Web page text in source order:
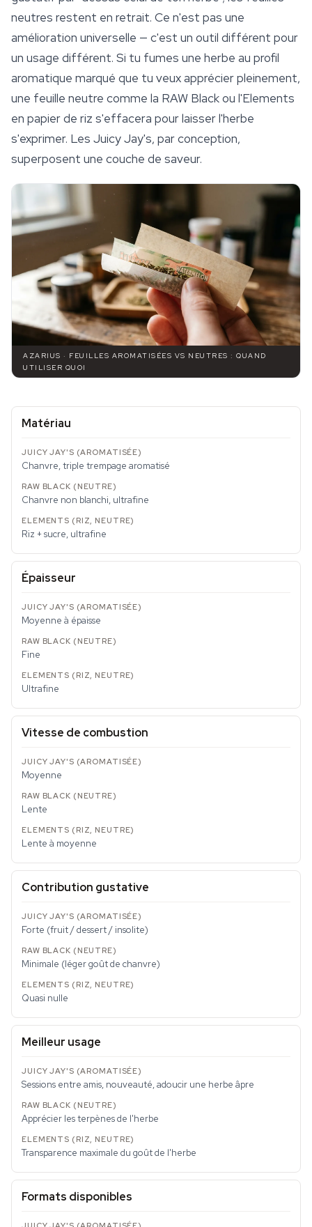
neutres restent en retrait. Ce n'est pas une
amélioration universelle — c'est un outil différent pour
un usage différent. Si tu fumes une herbe au profil
aromatique marqué que tu veux apprécier pleinement,
une feuille neutre comme la RAW Black ou l'Elements
en papier de riz s'effacera pour laisser l'herbe
s'exprimer. Les Juicy Jay's, par conception,
superposent une couche de saveur.
AZARIUS · FEUILLES AROMATISÉES VS NEUTRES : QUAND
UTILISER QUOI
Matériau
Chanvre, triple trempage aromatisé
Chanvre non blanchi, ultrafine
Riz + sucre, ultrafine
Épaisseur
Moyenne à épaisse
Fine
Ultrafine
Vitesse de combustion
Moyenne
Lente
Lente à moyenne
Contribution gustative
Forte (fruit / dessert / insolite)
Minimale (léger goût de chanvre)
Quasi nulle
Meilleur usage
Sessions entre amis, nouveauté, adoucir une herbe âpre
Apprécier les terpènes de l'herbe
Transparence maximale du goût de l'herbe
Formats disponibles